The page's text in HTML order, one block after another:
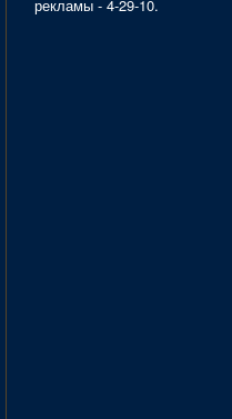
рекламы - 4-29-10.